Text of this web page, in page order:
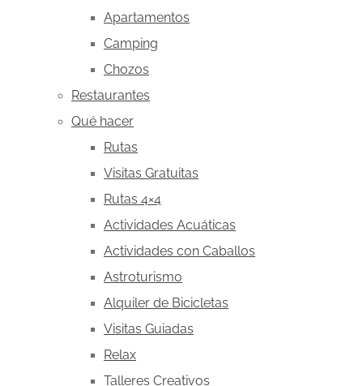
Apartamentos
Camping
Chozos
Restaurantes
Qué hacer
Rutas
Visitas Gratuitas
Rutas 4×4
Actividades Acuáticas
Actividades con Caballos
Astroturismo
Alquiler de Bicicletas
Visitas Guiadas
Relax
Talleres Creativos